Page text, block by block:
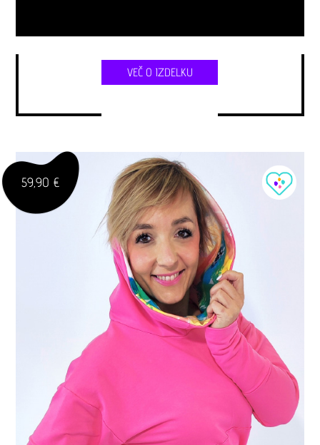
VEČ O IZDELKU
59,90 €